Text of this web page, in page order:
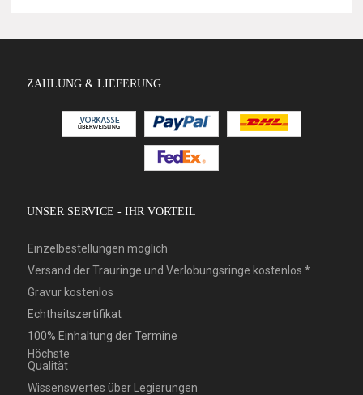
ZAHLUNG & LIEFERUNG
UNSER SERVICE - IHR VORTEIL
Einzelbestellungen möglich
Versand der Trauringe und Verlobungsringe kostenlos *
Gravur kostenlos
Echtheitszertifikat
100% Einhaltung der Termine
Höchste
Qualität
Wissenswertes über Legierungen